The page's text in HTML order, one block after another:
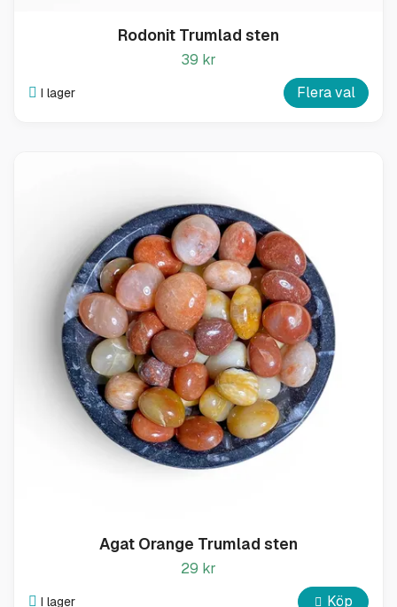
Rodonit Trumlad sten
39 kr
I lager Flera val
Agat Orange Trumlad sten
29 kr
I lager Köp